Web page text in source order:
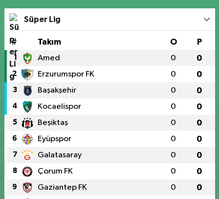
Süper Lig
# Takım O P
1 Amed 0 0
2 Erzurumspor FK 0 0
3 Başakşehir 0 0
4 Kocaelispor 0 0
5 Beşiktaş 0 0
6 Eyüpspor 0 0
7 Galatasaray 0 0
8 Çorum FK 0 0
9 Gaziantep FK 0 0